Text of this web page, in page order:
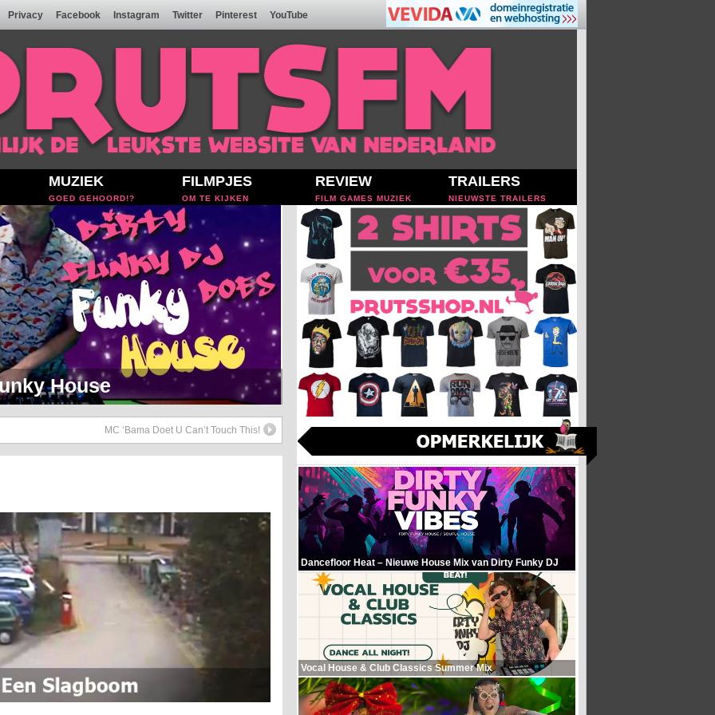
Privacy Facebook Instagram Twitter Pinterest YouTube
MUZIEK
GOED GEHOORD!?
FILMPJES
OM TE KIJKEN
REVIEW
FILM GAMES MUZIEK
TRAILERS
NIEUWSTE TRAILERS
Soul Setje
MC ‘Bama Doet U Can’t Touch This!
Dancefloor Heat – Nieuwe House Mix van Dirty Funky DJ
Vocal House & Club Classics Summer Mix